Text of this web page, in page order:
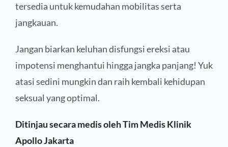
tersedia untuk kemudahan mobilitas serta
jangkauan.
Jangan biarkan keluhan disfungsi ereksi atau
impotensi menghantui hingga jangka panjang! Yuk
atasi sedini mungkin dan raih kembali kehidupan
seksual yang optimal.
Ditinjau secara medis oleh Tim Medis Klinik
Apollo Jakarta